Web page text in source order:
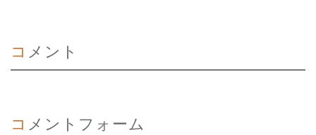
コメント
コメントフォーム